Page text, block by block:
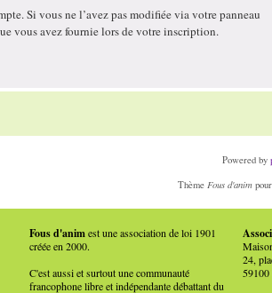
Si vous ne l’avez pas modifiée via votre panneau
vous avez fournie lors de votre inscription.
Powered by
Thème Fous d'anim
Fous d'animest une association de loi 1901
créée en 2000.
C'est aussi et surtout une communauté
francophone libre et indépendante débattant du
24,